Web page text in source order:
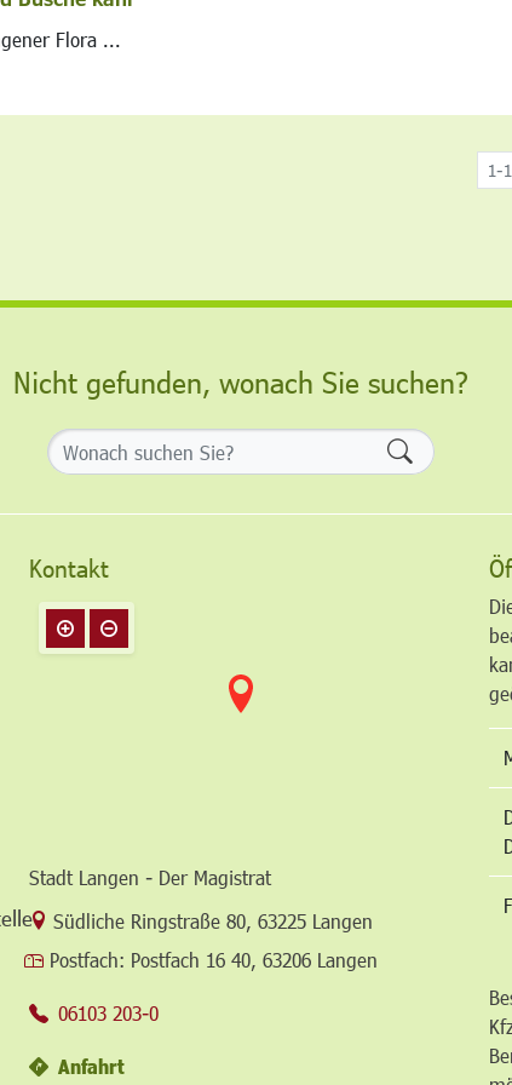
Flora ...
1-
Nicht gefunden, wonach Sie suchen?
Kontakt
Stadt Langen - Der Magistrat
Link zur Google-Maps Navigation
Südliche Ringstraße 80, 63225 Langen
Postfach: Postfach 16 40, 63206 Langen
06103 203-0
Anfahrt